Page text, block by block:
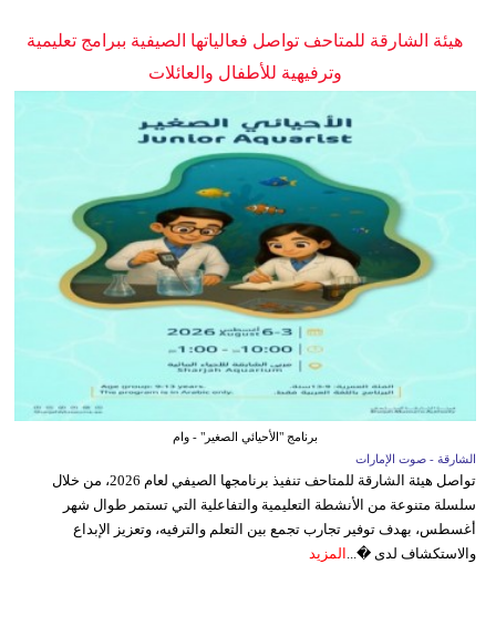
هيئة الشارقة للمتاحف تواصل فعالياتها الصيفية ببرامج تعليمية
وترفيهية للأطفال والعائلات
برنامج "الأحيائي الصغير" - وام
الشارقة - صوت الإمارات
تواصل هيئة الشارقة للمتاحف تنفيذ برنامجها الصيفي لعام 2026، من خلال
سلسلة متنوعة من الأنشطة التعليمية والتفاعلية التي تستمر طوال شهر
أغسطس، بهدف توفير تجارب تجمع بين التعلم والترفيه، وتعزيز الإبداع
والاستكشاف لدى �... المزيد